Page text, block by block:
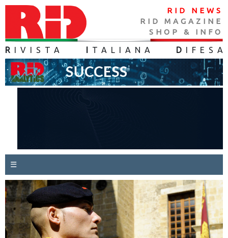
RID NEWS
RID MAGAZINE
SHOP & INFO
R IVISTA TALIANA D IFES A
☰